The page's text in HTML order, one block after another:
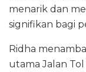
menarik dan
signifikan bagi
Ridha
utama Jalan